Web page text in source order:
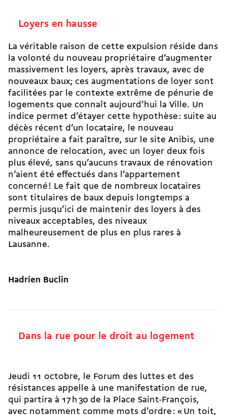
Loyers en hausse
La véritable raison de cette expulsion réside dans
la volonté du nouveau propriétaire d’augmenter
massivement les loyers, après travaux, avec de
nouveaux baux; ces augmentations de loyer sont
facilitées par le contexte extrême de pénurie de
logements que connaît aujourd’hui la Ville. Un
indice permet d’étayer cette hypothèse : suite au
décès récent d’un locataire, le nouveau
propriétaire a fait paraître, sur le site Anibis, une
annonce de relocation, avec un loyer deux fois
plus élevé, sans qu’aucuns travaux de rénovation
n’aient été effectués dans l’appartement
concerné ! Le fait que de nombreux locataires
sont titulaires de baux depuis longtemps a
permis jusqu’ici de maintenir des loyers à des
niveaux acceptables, des niveaux
malheureusement de plus en plus rares à
Lausanne.
Hadrien Buclin
Dans la rue pour le droit au logement
Jeudi 11 octobre, le Forum des luttes et des
résistances appelle à une manifestation de rue,
qui partira à 17 h 30 de la Place Saint-François,
avec notamment comme mots d’ordre : « Un toit,